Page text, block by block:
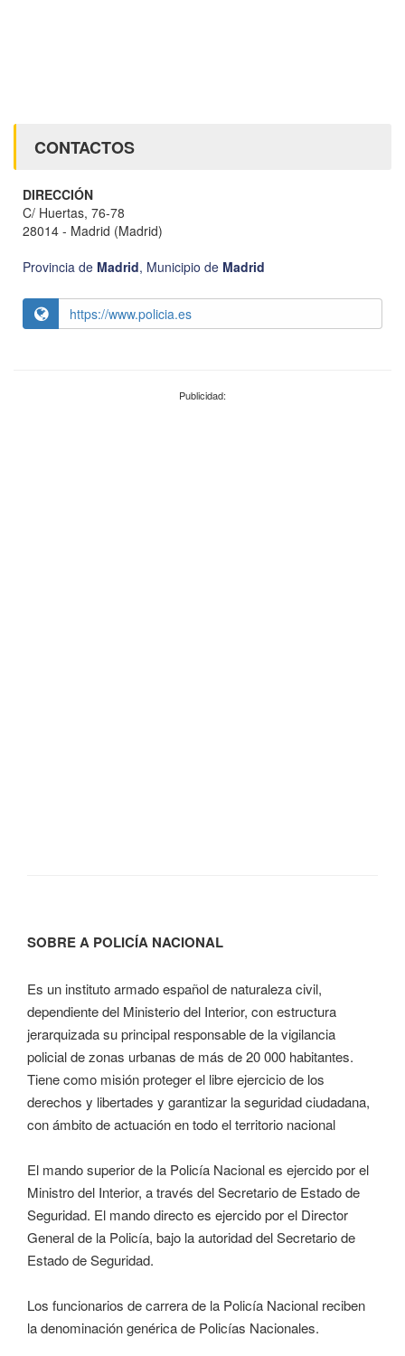
CONTACTOS
DIRECCIÓN
C/ Huertas, 76-78
28014 - Madrid (Madrid)
Provincia de Madrid, Municipio de Madrid
https://www.policia.es
Publicidad:
SOBRE A POLICÍA NACIONAL
Es un instituto armado español de naturaleza civil,
dependiente del Ministerio del Interior, con estructura
jerarquizada su principal responsable de la vigilancia
policial de zonas urbanas de más de 20 000 habitantes.
Tiene como misión proteger el libre ejercicio de los
derechos y libertades y garantizar la seguridad ciudadana,
con ámbito de actuación en todo el territorio nacional
El mando superior de la Policía Nacional es ejercido por el
Ministro del Interior, a través del Secretario de Estado de
Seguridad. El mando directo es ejercido por el Director
General de la Policía, bajo la autoridad del Secretario de
Estado de Seguridad.
Los funcionarios de carrera de la Policía Nacional reciben
la denominación genérica de Policías Nacionales.